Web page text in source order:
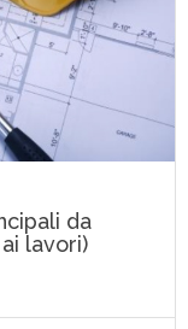
da
lavori)